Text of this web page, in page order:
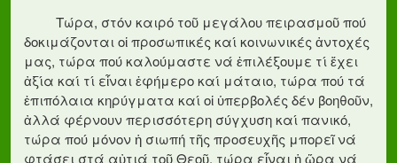
Τώρα, στόν καιρό τοῦ μεγάλου πειρασμοῦ πού
δοκιμάζονται οἱ προσωπικές καί κοινωνικές ἀντοχές
μας, τώρα πού καλούμαστε νά ἐπιλέξουμε τί ἔχει
ἀξία καί τί εἶναι ἐφήμερο καί μάταιο, τώρα πού τά
ἐπιπόλαια κηρύγματα καί οἱ ὑπερβολές δέν βοηθοῦν,
ἀλλά φέρνουν περισσότερη σύγχυση καί πανικό,
τώρα πού μόνον ἡ σιωπή τῆς προσευχῆς μπορεῖ νά
φτάσει στά αὐτιά τοῦ Θεοῦ, τώρα εἶναι ἡ ὥρα νά